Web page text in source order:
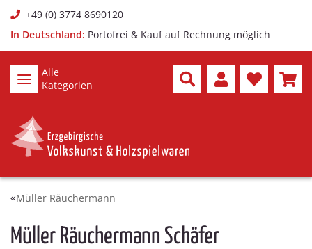
+49 (0) 3774 8690120
In Deutschland: Portofrei & Kauf auf Rechnung möglich
Alle
Kategorien
Müller Räuchermann
Müller Räuchermann Schäfer